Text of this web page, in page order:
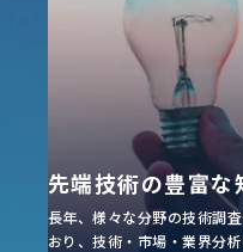
先端技術の豊富な
長年、様々な分野の技術調
おり、技術・市場・業界分